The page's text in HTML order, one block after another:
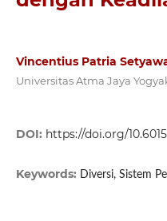
Vincentius Patria
Universitas Atma Jaya
DOI: https://doi.org/
Keywords: Diversi, Sistem